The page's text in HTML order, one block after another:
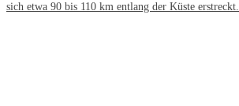
sich etwa 90 bis 110 km entlang der Küste erstreckt.